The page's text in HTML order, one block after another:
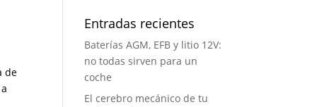
de
Entradas recientes
Baterías AGM, EFB y litio 12V:
no todas sirven para un
coche
El cerebro mecánico de tu